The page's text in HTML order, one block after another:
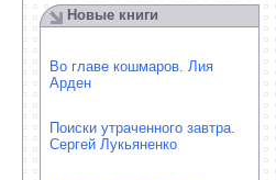
Новые книги
Во главе кошмаров. Лия
Арден
Поиски утраченного завтра.
Сергей Лукьяненко